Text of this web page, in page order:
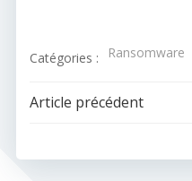
Catégories : Ransomware
Navigation
de
Article précédent